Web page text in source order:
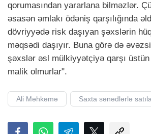
qorumasından yararlana bilməzlər.
əsasən əmlakı ödəniş qarşılığında
dövriyyədə risk daşıyan şəxslərin
məqsədi daşıyır. Buna görə də
şəxslər əsl mülkiyyətçiyə qarşı
malik olmurlar".
Ali Məhkəmə Saxta sənədlərlə